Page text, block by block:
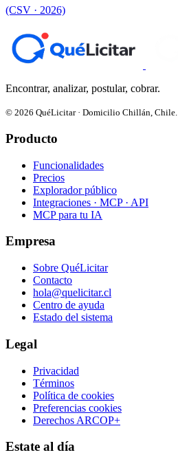
(CSV · 2026)
Encontrar, analizar, postular, cobrar.
© 2026 QuéLicitar · Domicilio Chillán, Chile.
Producto
Funcionalidades
Precios
Explorador público
Integraciones · MCP · API
MCP para tu IA
Empresa
Sobre QuéLicitar
Contacto
hola@quelicitar.cl
Centro de ayuda
Estado del sistema
Legal
Privacidad
Términos
Política de cookies
Preferencias cookies
Derechos ARCOP+
Estate al día